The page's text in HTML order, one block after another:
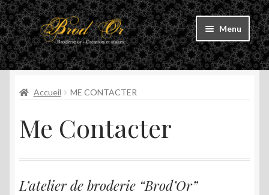
Aller
à
la
navigation
Aller
au
contenu
Menu
Accueil
Mon Parcours
Les cours
L’atelier
Actualité
Accueil ME CONTACTER
Me Contacter
L’atelier de broderie “Brod’Or”